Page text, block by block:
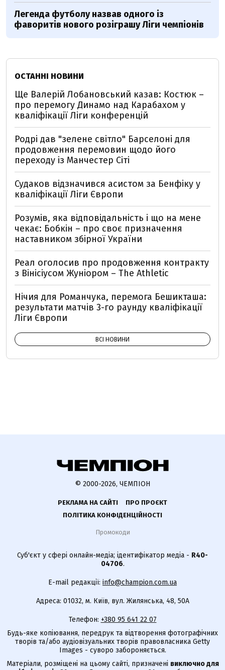
Легенда футболу назвав одного із
фаворитів нового розіграшу Ліги чемпіонів
ОСТАННІ НОВИНИ
Ще Валерій Лобановський казав: Костюк –
про перемогу Динамо над Карабахом у
кваліфікації Ліги конференцій
Родрі дав "зелене світло" Барселоні для
продовження перемовин щодо його
переходу із Манчестер Сіті
Судаков відзначився асистом за Бенфіку у
кваліфікації Ліги Європи
Розумів, яка відповідальність і що на мене
чекає: Бобкін – про своє призначення
наставником збірної України
Реал оголосив про продовження контракту
з Вінісіусом Жуніором – The Athletiс
Нічия для Романчука, перемога Бешикташа:
результати матчів 3-го раунду кваліфікації
Ліги Європи
ВСІ НОВИНИ
© 2000-2026, ЧЕМПІОН
РЕКЛАМА НА САЙТІ
ПРО ПРОЄКТ
ПОЛІТИКА КОНФІДЕНЦІЙНОСТІ
Промокоди
Суб'єкт у сфері онлайн-медіа; ідентифікатор медіа - R40-
04706.
E-mail редакції: info@champion.com.ua
Адреса: 01032, м. Київ, вул. Жилянська, 48, 50А
Телефон: +380 95 641 22 07
Будь-яке копіювання, передрук та відтворення фотографічних
творів та/або аудіовізуальних творів правовласника Getty
Images - суворо забороняється.
Матеріали, розміщені на цьому сайті, призначені виключно для